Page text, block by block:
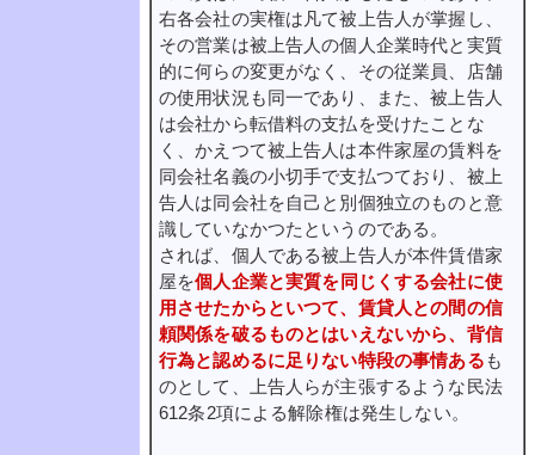
右各会社の実権は凡て被上告人が掌握し、
その営業は被上告人の個人企業時代と実質
的に何らの変更がなく、その従業員、店舗
の使用状況も同一であり、また、被上告人
は会社から転借料の支払を受けたことな
く、かえつて被上告人は本件家屋の賃料を
同会社名義の小切手で支払つており、被上
告人は同会社を自己と別個独立のものと意
識していなかつたというのである。
されば、個人である被上告人が本件賃借家
屋を個人企業と実質を同じくする会社に使
用させたからといつて、賃貸人との間の信
頼関係を破るものとはいえないから、背信
行為と認めるに足りない特段の事情ある も
のとして、上告人らが主張するような民法
612条2項による解除権は発生しない。